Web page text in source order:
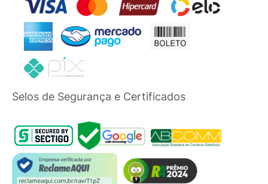
Selos de Segurança e Certificados